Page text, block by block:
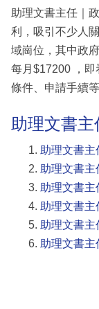
助理文書主任｜
利，吸引不少人
域崗位，其中政
每月$17200 ，
條件、申請手續等
助理文書
助理文書
助理文書主
助理文書
助理文書主
助理文書
助理文書